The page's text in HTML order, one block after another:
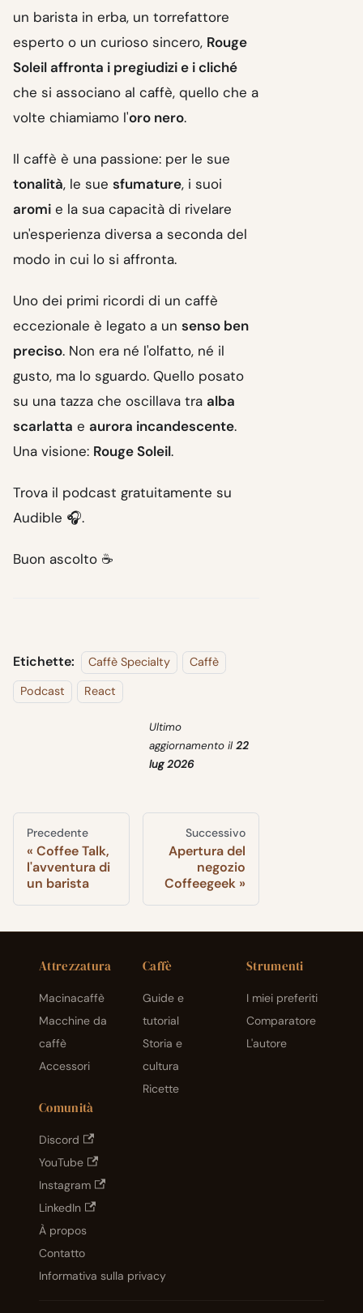
un barista in erba, un torrefattore
esperto o un curioso sincero, Rouge
Soleil affronta i pregiudizi e i cliché
che si associano al caffè, quello che a
volte chiamiamo l'oro nero.
Il caffè è una passione: per le sue
tonalità, le sue sfumature, i suoi
aromi e la sua capacità di rivelare
un'esperienza diversa a seconda del
modo in cui lo si affronta.
Uno dei primi ricordi di un caffè
eccezionale è legato a un senso ben
preciso. Non era né l'olfatto, né il
gusto, ma lo sguardo. Quello posato
su una tazza che oscillava tra alba
scarlatta e aurora incandescente.
Una visione: Rouge Soleil.
Trova il podcast gratuitamente su
Audible 🎧.
Buon ascolto ☕
Etichette: Caffè Specialty
Caffè
Podcast
React
Ultimo
aggiornamento il 22
lug 2026
Precedente
Coffee Talk,
l'avventura di
un barista
Successivo
Apertura del
negozio
Coffeegeek
Attrezzatura
Macinacaffè
Macchine da
caffè
Accessori
Caffè
Guide e
tutorial
Storia e
cultura
Ricette
Strumenti
I miei preferiti
Comparatore
L'autore
Comunità
Discord
YouTube
Instagram
LinkedIn
À propos
Contatto
Informativa sulla privacy